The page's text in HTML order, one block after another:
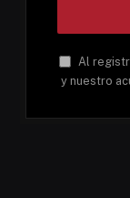
Al
y nuestro